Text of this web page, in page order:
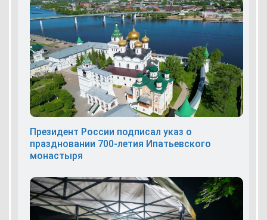
Президент России подписал указ о
праздновании 700-летия Ипатьевского
монастыря